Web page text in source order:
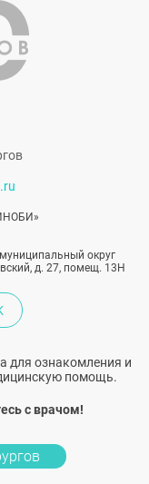
округ
д. 27, помещ. 13Н
для ознакомления и
помощь.
с врачом!